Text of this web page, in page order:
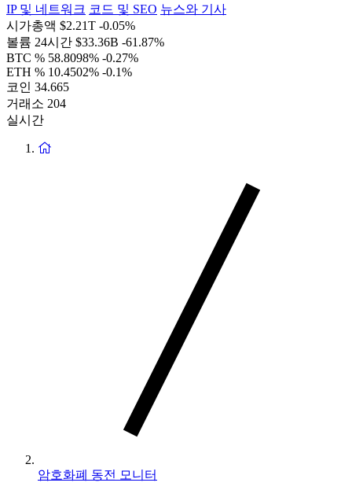
IP 및 네트워크 코드 및 SEO 뉴스와 기사
시가총액 $2.21T -0.05%
볼륨 24시간 $33.36B -61.87%
BTC % 58.8098% -0.27%
ETH % 10.4502% -0.1%
코인 34.665
거래소 204
실시간
암호화폐 동전 모니터